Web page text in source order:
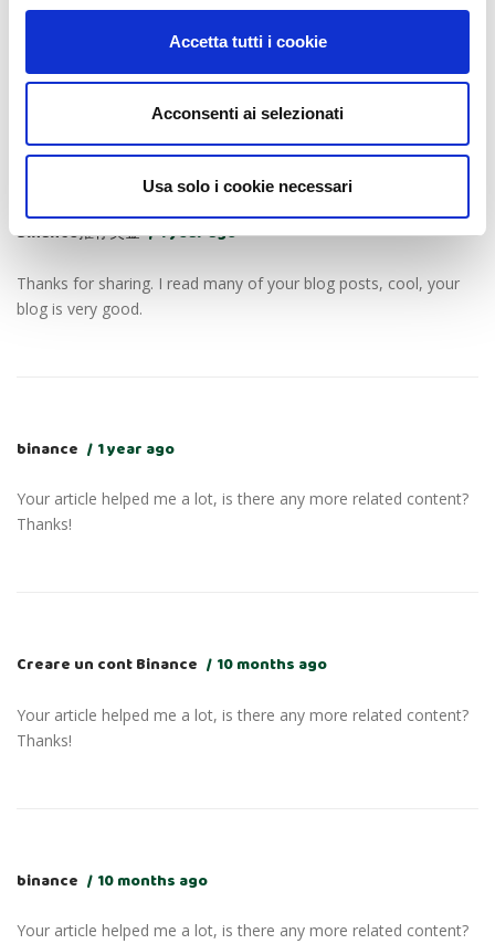
Accetta tutti i cookie
Acconsenti ai selezionati
Usa solo i cookie necessari
Thank you for your sharing. I am worried that I lack creative
ideas. It is your article that makes me full of hope. Thank you.
Binance推荐奖金 1 year ago
Thanks for sharing. I read many of your blog posts, cool, your
blog is very good.
binance 1 year ago
Your article helped me a lot, is there any more related content?
Thanks!
Creare un cont Binance 10 months ago
Your article helped me a lot, is there any more related content?
Thanks!
binance 10 months ago
Your article helped me a lot, is there any more related content?